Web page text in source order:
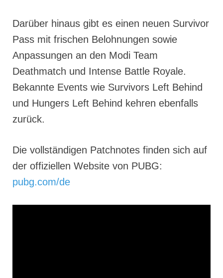
Darüber hinaus gibt es einen neuen Survivor
Pass mit frischen Belohnungen sowie
Anpassungen an den Modi Team
Deathmatch und Intense Battle Royale.
Bekannte Events wie Survivors Left Behind
und Hungers Left Behind kehren ebenfalls
zurück.
Die vollständigen Patchnotes finden sich auf
der offiziellen Website von PUBG:
pubg.com/de